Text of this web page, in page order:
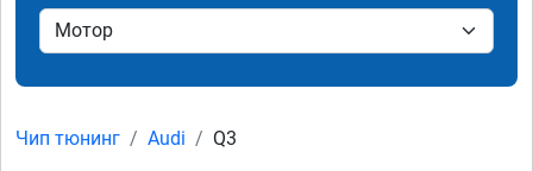
Чип тюнинг Audi Q3